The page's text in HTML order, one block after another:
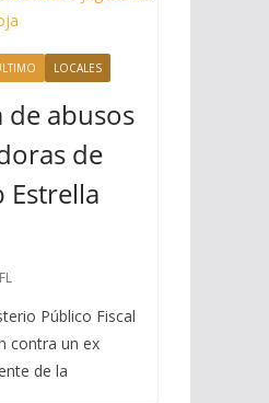
LOCALES
de abusos
de
Estrella
Público Fiscal
contra un ex
de la